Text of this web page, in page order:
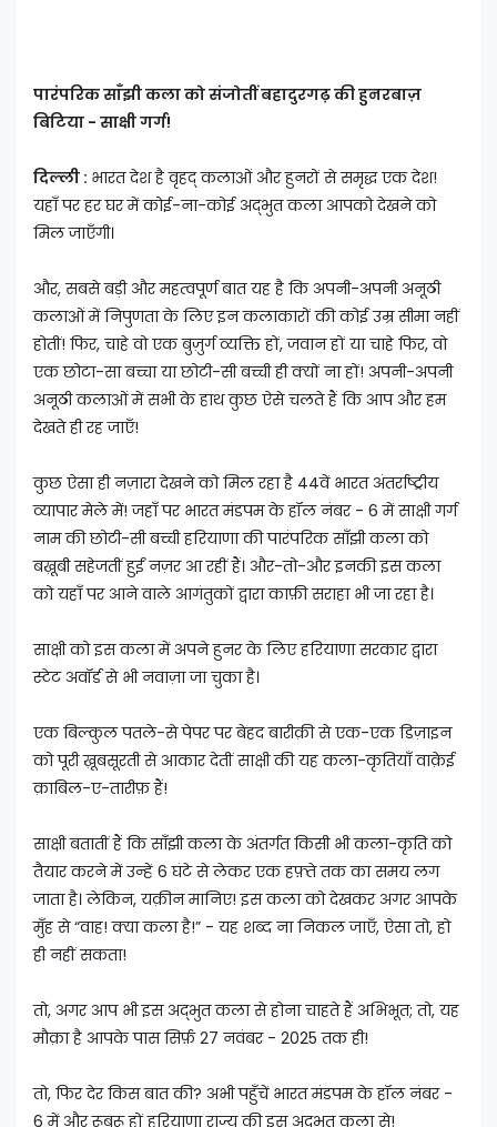
पारंपरिक साँझी कला को संजोतीं बहादुरगढ़ की हुनरबाज़
बिटिया - साक्षी गर्ग!
दिल्ली : भारत देश है वृहद् कलाओं और हुनरों से समृद्ध एक देश!
यहाँ पर हर घर में कोई-ना-कोई अद्भुत कला आपको देखने को
मिल जाएँगी।
और, सबसे बड़ी और महत्वपूर्ण बात यह है कि अपनी-अपनी अनूठी
कलाओं में निपुणता के लिए इन कलाकारों की कोई उम्र सीमा नहीं
होतीं! फिर, चाहे वो एक बुज़ुर्ग व्यक्ति हों, जवान हों या चाहे फिर, वो
एक छोटा-सा बच्चा या छोटी-सी बच्ची ही क्यों ना हों! अपनी-अपनी
अनूठी कलाओं में सभी के हाथ कुछ ऐसे चलते हैं कि आप और हम
देखते ही रह जाएँ!
कुछ ऐसा ही नज़ारा देखने को मिल रहा है 44वें भारत अंतर्राष्ट्रीय
व्यापार मेले में! जहाँ पर भारत मंडपम के हॉल नंबर - 6 में साक्षी गर्ग
नाम की छोटी-सी बच्ची हरियाणा की पारंपरिक साँझी कला को
बख़ूबी सहेजतीं हुईं नज़र आ रहीं हैं। और-तो-और इनकी इस कला
को यहाँ पर आने वाले आगंतुकों द्वारा काफ़ी सराहा भी जा रहा है।
साक्षी को इस कला में अपने हुनर के लिए हरियाणा सरकार द्वारा
स्टेट अवॉर्ड से भी नवाज़ा जा चुका है।
एक बिल्कुल पतले-से पेपर पर बेहद बारीक़ी से एक-एक डिज़ाइन
को पूरी ख़ूबसूरती से आकार देतीं साक्षी की यह कला-कृतियाँ वाक़ेई
क़ाबिल-ए-तारीफ़ हैं!
साक्षी बतातीं हैं कि साँझी कला के अंतर्गत किसी भी कला-कृति को
तैयार करने में उन्हें 6 घंटे से लेकर एक हफ़्ते तक का समय लग
जाता है। लेकिन, यक़ीन मानिए! इस कला को देखकर अगर आपके
मुँह से “वाह! क्या कला है!” - यह शब्द ना निकल जाएँ, ऐसा तो, हो
ही नहीं सकता!
तो, अगर आप भी इस अद्भुत कला से होना चाहते हैं अभिभूत; तो, यह
मौक़ा है आपके पास सिर्फ़ 27 नवंबर - 2025 तक ही!
तो, फिर देर किस बात की? अभी पहुँचें भारत मंडपम के हॉल नंबर -
6 में और रूबरू हों हरियाणा राज्य की इस अद्भुत कला से!